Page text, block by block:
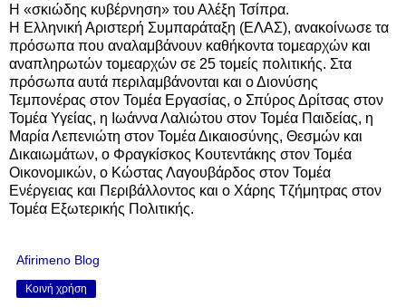
Η «σκιώδης κυβέρνηση» του Αλέξη Τσίπρα.
Η Ελληνική Αριστερή Συμπαράταξη (ΕΛΑΣ), ανακοίνωσε τα
πρόσωπα που αναλαμβάνουν καθήκοντα τομεαρχών και
αναπληρωτών τομεαρχών σε 25 τομείς πολιτικής. Στα
πρόσωπα αυτά περιλαμβάνονται και ο Διονύσης
Τεμπονέρας στον Τομέα Εργασίας, ο Σπύρος Δρίτσας στον
Τομέα Υγείας, η Ιωάννα Λαλιώτου στον Τομέα Παιδείας, η
Μαρία Λεπενιώτη στον Τομέα Δικαιοσύνης, Θεσμών και
Δικαιωμάτων, ο Φραγκίσκος Κουτεντάκης στον Τομέα
Οικονομικών, ο Κώστας Λαγουβάρδος στον Τομέα
Ενέργειας και Περιβάλλοντος και ο Χάρης Τζήμητρας στον
Τομέα Εξωτερικής Πολιτικής.
Afirimeno Blog
Κοινή χρήση